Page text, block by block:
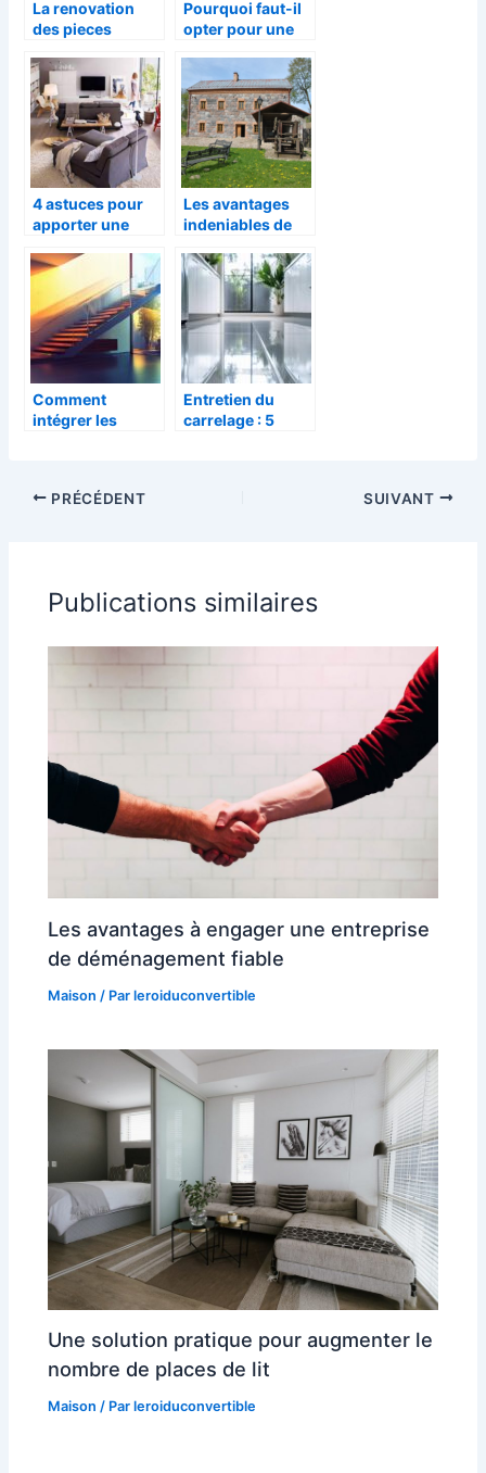
La renovation
des pieces
d’une maison
Pourquoi faut-il
opter pour une
bioclimatique ?
4 astuces pour
apporter une
et conviviale a
votre salon
Les avantages
indeniables de
construction :
focus sur la
maison
ecologique
Comment
intégrer les
dans votre
Entretien du
carrelage : 5
PRÉCÉDENT SUIVANT
Publications similaires
Les avantages à engager une entreprise
de déménagement fiable
Maison / Parleroiduconvertible
Une solution pratique pour augmenter le
nombre de places de lit
Maison / Parleroiduconvertible